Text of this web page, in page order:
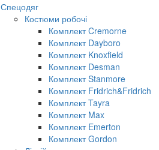
Спецодяг
Костюми робочі
Комплект Cremorne
Комплект Dayboro
Комплект Knoxfield
Комплект Desman
Комплект Stanmore
Комплект Fridrich&Fridrich
Комплект Tayra
Комплект Max
Комплект Emerton
Комплект Gordon